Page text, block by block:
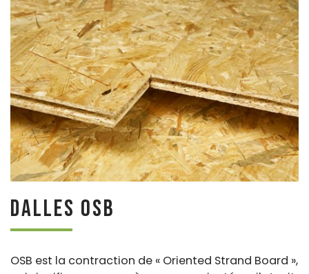
Dalles OSB
OSB est la contraction de « Oriented Strand Board »,